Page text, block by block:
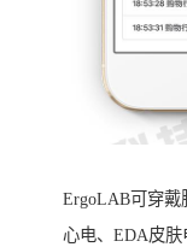
ErgoLAB可穿戴
心电、EDA皮